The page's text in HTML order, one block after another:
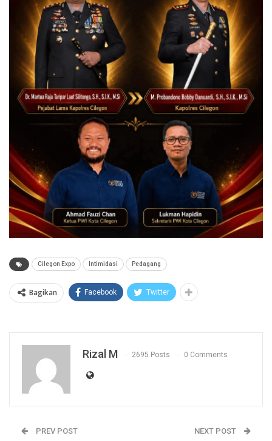
Cilegon Expo Intimidasi Pedagang
Bagikan Facebook Twitter
Rizal M 2695 Posts 0 Comments
PREV POST NEXT POST